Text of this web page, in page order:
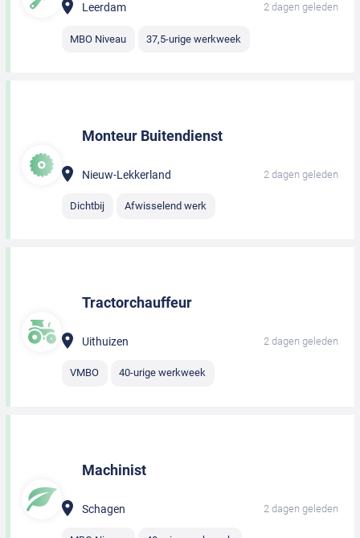
Leerdam 2 dagen geleden
MBO Niveau 37,5-urige werkweek
Monteur Buitendienst
Nieuw-Lekkerland 2 dagen geleden
Dichtbij Afwisselend werk
Tractorchauffeur
Uithuizen 2 dagen geleden
VMBO 40-urige werkweek
Machinist
Schagen 2 dagen geleden